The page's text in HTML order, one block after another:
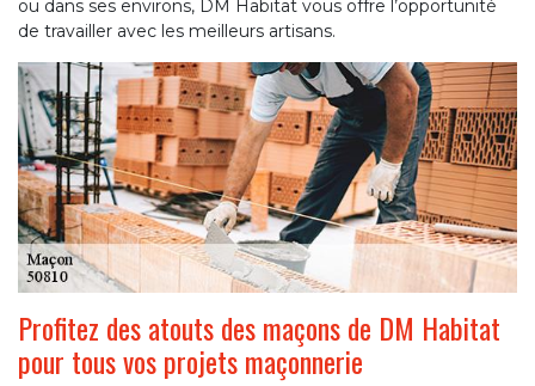
ou dans ses environs, DM Habitat vous offre l’opportunité
de travailler avec les meilleurs artisans.
Profitez des atouts des maçons de DM Habitat
pour tous vos projets maçonnerie